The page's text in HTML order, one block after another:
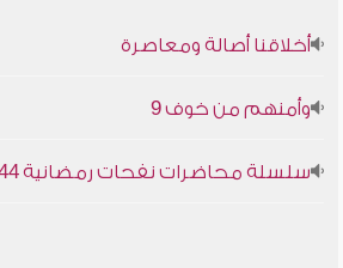
أخلاقنا أصالة ومعاصرة
وأمنهم من خوف 9
سلسلة محاضرات نفحات رمضانية 1444هـ